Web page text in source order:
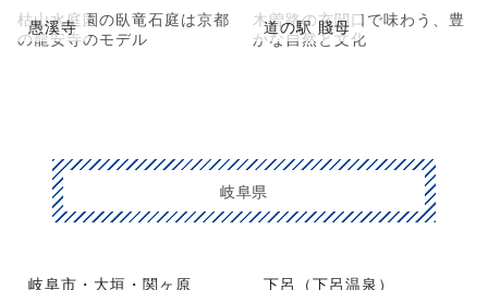
愚溪寺
枯山水庭園の臥竜石庭は京都
の龍安寺のモデル
道の駅 賤母
木曽路の玄関口で味わう、豊
かな自然と文化
岐阜県
岐阜市・大垣・関ヶ原 下呂（下呂温泉）